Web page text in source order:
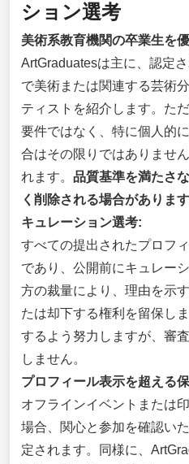
ション選考
美術系教育機関の卒業生を
ArtGraduatesは主に、認定
で美術または関連する芸術
ティストを紹介します。た
要件ではなく、特に個人的
合はその限りではありませ
れます。 品質基準を満たさ
く削除される場合があります
キュレーション選考:
すべての提出されたプロフ
であり、公開前にキュレー
方の裁量により、理由を示
たは却下する権利を留保し
するよう努力しますが、審
しません。
プロフィール表示を超える
オフラインイベントまたは
場合、関心と参加を確認い
定されます。同様に、